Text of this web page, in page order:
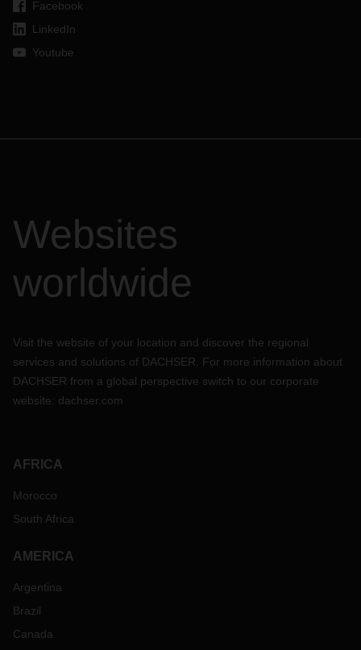
Facebook
LinkedIn
Youtube
Websites
worldwide
Visit the website of your location and discover the regional
services and solutions of DACHSER. For more information about
DACHSER from a global perspective switch to our corporate
website: dachser.com
AFRICA
Morocco
South Africa
AMERICA
Argentina
Brazil
Canada